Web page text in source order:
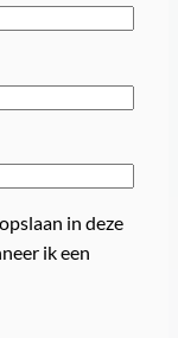
in deze
ik een